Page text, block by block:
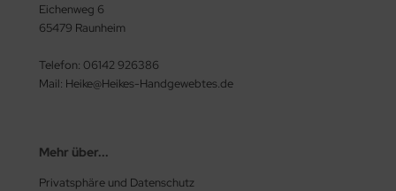
Eichenweg 6
65479 Raunheim
Telefon: 06142 926386
Mail: Heike@Heikes-Handgewebtes.de
Mehr über...
Privatsphäre und Datenschutz